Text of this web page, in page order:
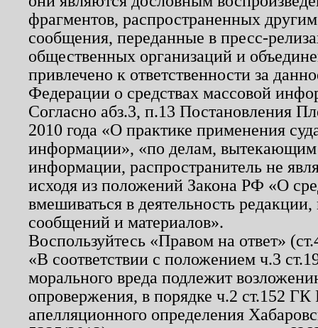
фрагментов, распространенных
сообщения, переданные в пресс-
общественных организаций и
привлечено к ответственности за
Федерации о средствах массовой
Согласно абз.3, п.13 Постановления
2010 года «О практике применения
информации», «по делам, вытекающим
информации, распространитель не
исходя из положений Закона РФ «О
вмешиваться в деятельность
сообщений и материалов».
Воспользуйтесь «Правом на ответ»
«В соответствии с положением ч.3
морального вреда подлежит
опровержения, в порядке ч.2 ст.152
апелляционного определения